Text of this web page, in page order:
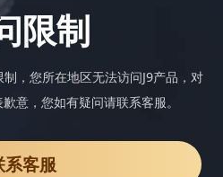
限制
，您所在地区无法访问J9产品，对
意，您如有疑问请联系客服。
系客服